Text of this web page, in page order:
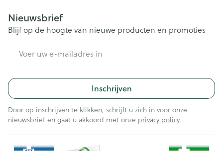
Nieuwsbrief
Blijf op de hoogte van nieuwe producten en promoties
Inschrijven
Door op inschrijven te klikken, schrijft u zich in voor onze
nieuwsbrief en gaat u akkoord met onze privacy policy.